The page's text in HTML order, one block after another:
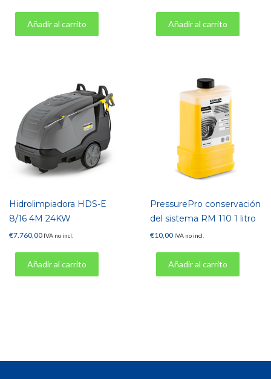
Añadir al carrito Añadir al carrito
Hidrolimpiadora HDS-E
8/16 4M 24KW
€7.760,00 IVA no incl.
Añadir al carrito
PressurePro conservación
del sistema RM 110 1 litro
€10,00 IVA no incl.
Añadir al carrito